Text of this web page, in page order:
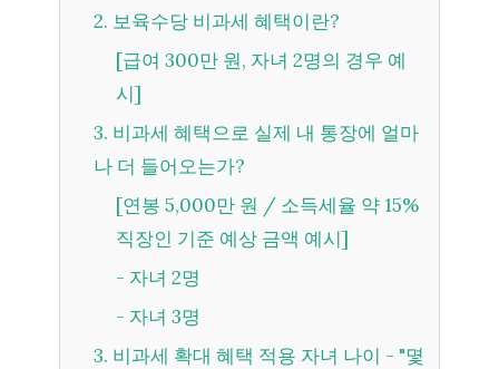
2. 보육수당 비과세 혜택이란?
[급여 300만 원, 자녀 2명의 경우 예
시]
3. 비과세 혜택으로 실제 내 통장에 얼마
나 더 들어오는가?
[연봉 5,000만 원 / 소득세율 약 15%
직장인 기준 예상 금액 예시]
- 자녀 2명
- 자녀 3명
3. 비과세 확대 혜택 적용 자녀 나이 - "몇